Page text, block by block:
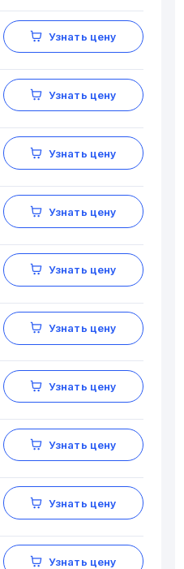
Узнать цену
Узнать цену
Узнать цену
Узнать цену
Узнать цену
Узнать цену
Узнать цену
Узнать цену
Узнать цену
Узнать цену